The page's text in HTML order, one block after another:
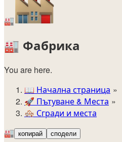
🏭
🏭 Фабрика
You are here.
📖 Начална страница
🚀️ Пътуване & Места
🏘️ Сгради и места
🏭 копирай сподели